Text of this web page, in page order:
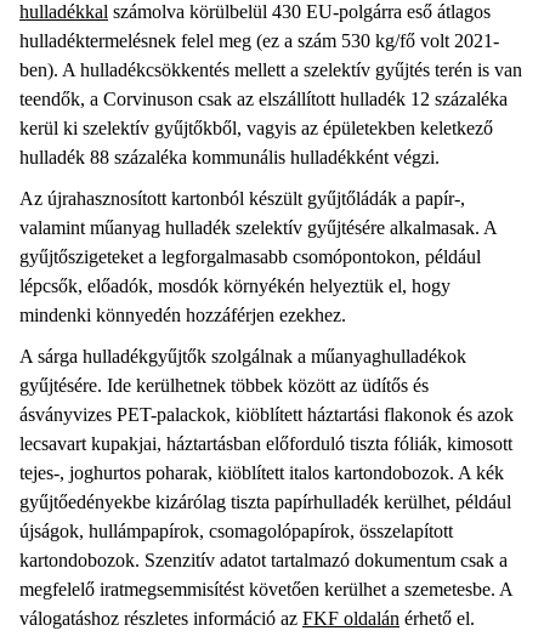
hulladékkal számolva körülbelül 430 EU-polgárra eső átlagos
hulladéktermelésnek felel meg (ez a szám 530 kg/fő volt 2021-
ben). A hulladékcsökkentés mellett a szelektív gyűjtés terén is van
teendők, a Corvinuson csak az elszállított hulladék 12 százaléka
kerül ki szelektív gyűjtőkből, vagyis az épületekben keletkező
hulladék 88 százaléka kommunális hulladékként végzi.
Az újrahasznosított kartonból készült gyűjtőládák a papír-,
valamint műanyag hulladék szelektív gyűjtésére alkalmasak. A
gyűjtőszigeteket a legforgalmasabb csomópontokon, például
lépcsők, előadók, mosdók környékén helyeztük el, hogy
mindenki könnyedén hozzáférjen ezekhez.
A sárga hulladékgyűjtők szolgálnak a műanyaghulladékok
gyűjtésére. Ide kerülhetnek többek között az üdítős és
ásványvizes PET-palackok, kiöblített háztartási flakonok és azok
lecsavart kupakjai, háztartásban előforduló tiszta fóliák, kimosott
tejes-, joghurtos poharak, kiöblített italos kartondobozok. A kék
gyűjtőedényekbe kizárólag tiszta papírhulladék kerülhet, például
újságok, hullámpapírok, csomagolópapírok, összelapított
kartondobozok. Szenzitív adatot tartalmazó dokumentum csak a
megfelelő iratmegsemmisítést követően kerülhet a szemetesbe. A
válogatáshoz részletes információ az FKF oldalán érhető el.